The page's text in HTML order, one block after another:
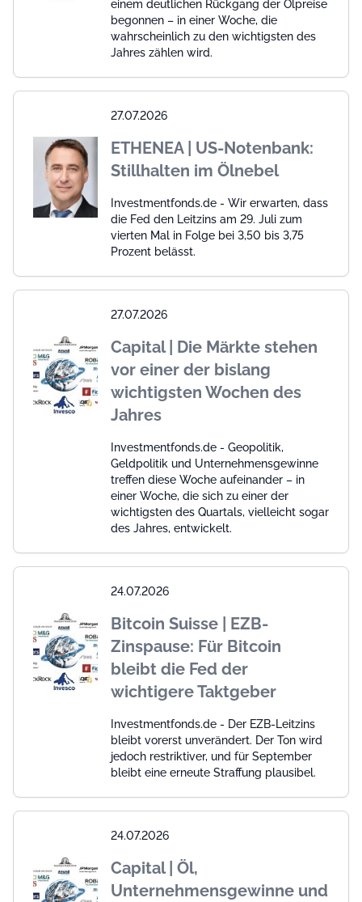
einem deutlichen Rückgang der Ölpreise
begonnen – in einer Woche, die
wahrscheinlich zu den wichtigsten des
Jahres zählen wird.
27.07.2026
ETHENEA | US-Notenbank:
Stillhalten im Ölnebel
Investmentfonds.de - Wir erwarten, dass
die Fed den Leitzins am 29. Juli zum
vierten Mal in Folge bei 3,50 bis 3,75
Prozent belässt.
27.07.2026
Capital | Die Märkte stehen
vor einer der bislang
wichtigsten Wochen des
Jahres
Investmentfonds.de - Geopolitik,
Geldpolitik und Unternehmensgewinne
treffen diese Woche aufeinander – in
einer Woche, die sich zu einer der
wichtigsten des Quartals, vielleicht sogar
des Jahres, entwickelt.
24.07.2026
Bitcoin Suisse | EZB-
Zinspause: Für Bitcoin
bleibt die Fed der
wichtigere Taktgeber
Investmentfonds.de - Der EZB-Leitzins
bleibt vorerst unverändert. Der Ton wird
jedoch restriktiver, und für September
bleibt eine erneute Straffung plausibel.
24.07.2026
Capital | Öl,
Unternehmensgewinne und